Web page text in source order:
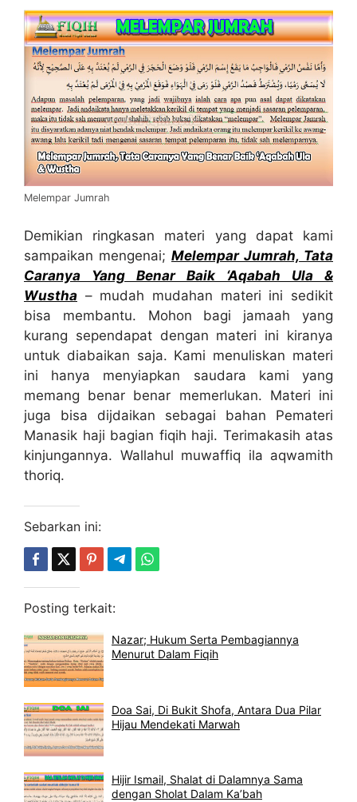
Melempar Jumrah
Demikian ringkasan materi yang dapat kami
sampaikan mengenai; Melempar Jumrah, Tata
Caranya Yang Benar Baik ‘Aqabah Ula &
Wustha – mudah mudahan materi ini sedikit
bisa membantu. Mohon bagi jamaah yang
kurang sependapat dengan materi ini kiranya
untuk diabaikan saja. Kami menuliskan materi
ini hanya menyiapkan saudara kami yang
memang benar benar memerlukan. Materi ini
juga bisa dijdaikan sebagai bahan Pemateri
Manasik haji bagian fiqih haji. Terimakasih atas
kinjungannya. Wallahul muwaffiq ila aqwamith
thoriq.
Sebarkan ini:
Posting terkait:
Nazar; Hukum Serta Pembagiannya
Menurut Dalam Fiqih
Doa Sai, Di Bukit Shofa, Antara Dua Pilar
Hijau Mendekati Marwah
Hijir Ismail, Shalat di Dalamnya Sama
dengan Sholat Dalam Ka’bah